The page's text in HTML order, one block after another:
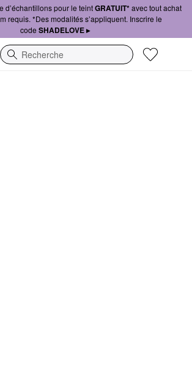
d’échantillons pour le teintGRATUIT*avec tout achat
requis. *Des modalités s’appliquent. Inscrire le
code SHADELOVE ▸
Recherche